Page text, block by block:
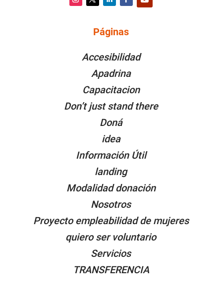
Facebook
Páginas
Accesibilidad
Apadrina
Capacitacion
Don’t just stand there
Doná
idea
Información Útil
landing
Modalidad donación
Nosotros
Proyecto empleabilidad de mujeres
quiero ser voluntario
Servicios
TRANSFERENCIA